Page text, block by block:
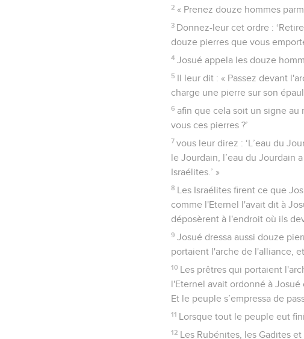
2 « Prenez douze hommes
3 Donnez-leur cet ordre :
douze pierres que vous
4 Josué appela les douze
5 Il leur dit : « Passez devant
charge une pierre sur son
6 afin que cela soit un signe au
vous ces pierres ?’
7 vous leur direz : ‘L’eau du
le Jourdain, l’eau du Jourdain
Israélites.’ »
8 Les Israélites firent ce que
comme l'Eternel l'avait dit à
déposèrent à l'endroit où ils
9 Josué dressa aussi douze
portaient l'arche de l'alliance,
10 Les prêtres qui portaient
l'Eternel avait ordonné à
Et le peuple s’empressa de
11 Lorsque tout le peuple eut
12 Les Rubénites, les Gadites